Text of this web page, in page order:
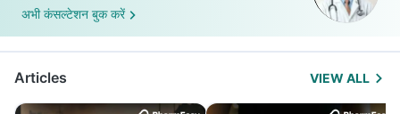
अभी कंसल्टेशन बुक करें
Articles VIEW ALL